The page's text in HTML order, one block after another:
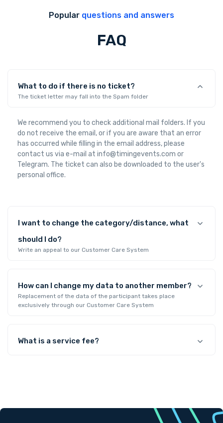
Popular questions and answers
FAQ
What to do if there is no ticket?
The ticket letter may fall into the Spam folder
We recommend you to check additional mail folders. If you
do not receive the email, or if you are aware that an error
has occurred while filling in the email address, please
contact us via e-mail at info@timingevents.com or
Telegram. The ticket can also be downloaded to the user's
personal office.
I want to change the category/distance, what
should I do?
Write an appeal to our Customer Care System
How can I change my data to another member?
Replacement of the data of the participant takes place
exclusively through our Customer Care System
What is a service fee?